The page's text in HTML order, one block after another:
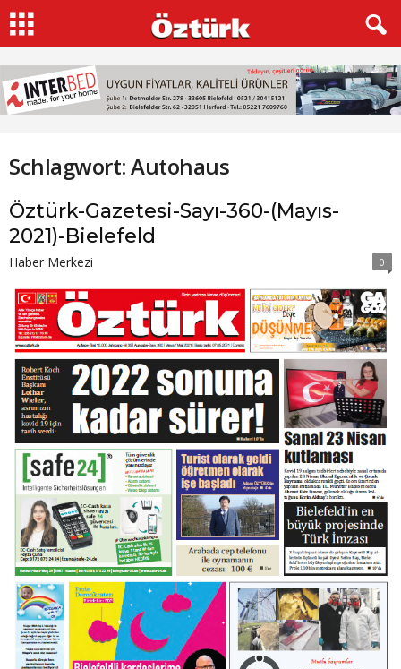
Schlagwort: Autohaus
Öztürk-Gazetesi-Sayı-360-(Mayıs-
2021)-Bielefeld
Haber Merkezi 0